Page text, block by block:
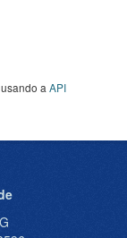
a API